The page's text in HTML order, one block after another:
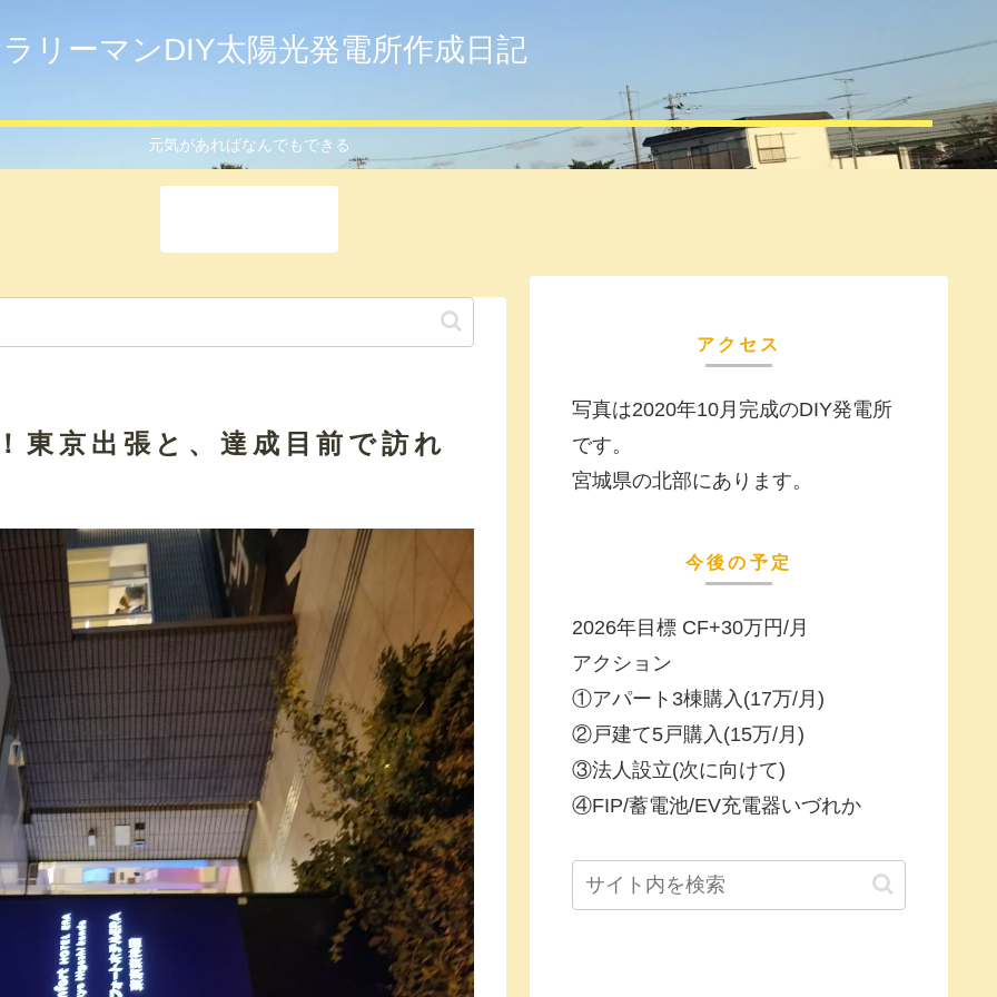
リーマンDIY太陽光発電所作成日記
元気があればなんでもできる
東京出張と、達成目前で訪れ
アクセス
写真は2020年10月完成のDIY発電所
です。
宮城県の北部にあります。
今後の予定
2026年目標 CF+30万円/月
アクション
①アパート3棟購入(17万/月)
②戸建て5戸購入(15万/月)
③法人設立(次に向けて)
④FIP/蓄電池/EV充電器いづれか